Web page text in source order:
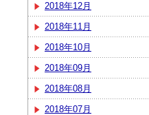
2018年12月
2018年11月
2018年10月
2018年09月
2018年08月
2018年07月